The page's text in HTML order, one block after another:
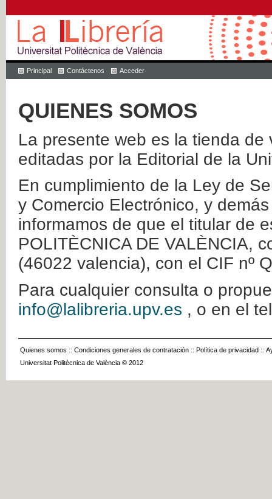
Principal Contáctenos Acceder
QUIENES SOMOS
La presente web es la tienda
editadas por la Editorial de la
En cumplimiento de la Ley de
y Comercio Electrónico, y
informamos de que el titular de
POLITÈCNICA DE VALÈNCIA,
(46022 valencia), con el CIF nº
Para cualquier consulta o
info@lalibreria.upv.es , o en el
Quienes somos :: Condiciones generales de contratación :: Política de privacidad ::
Universitat Politècnica de València © 2012